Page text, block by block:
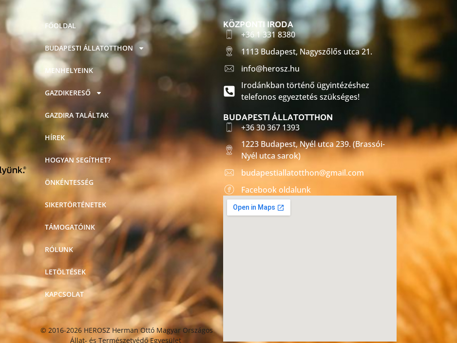
FŐOLDAL
BUDAPESTI ÁLLATOTTHON
MENHELYEINK
GAZDIKERESŐ
GAZDIRA TALÁLTAK
HÍREK
HOGYAN SEGÍTHET?
ÖNKÉNTESSÉG
SIKERTÖRTÉNETEK
TÁMOGATÓINK
RÓLUNK
LETÖLTÉSEK
KAPCSOLAT
© 2016-2026 HEROSZ Herman Ottó Magyar Országos
Állat- és Természetvédő Egyesület
KÖZPONTI IRODA
+36 1 331 8380
1113 Budapest, Nagyszőlős utca 21.
info@herosz.hu
Irodánkban történő ügyintézéshez
telefonos egyeztetés szükséges!
BUDAPESTI ÁLLATOTTHON
+36 30 367 1393
1223 Budapest, Nyél utca 239. (Brassói-
Nyél utca sarok)
budapestiallatotthon@gmail.com
Facebook oldalunk